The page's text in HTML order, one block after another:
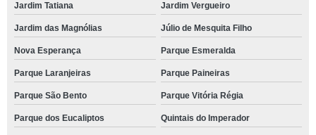
Jardim Tatiana Jardim Vergueiro
Jardim das Magnólias Júlio de Mesquita Filho
Nova Esperança Parque Esmeralda
Parque Laranjeiras Parque Paineiras
Parque São Bento Parque Vitória Régia
Parque dos Eucaliptos Quintais do Imperador